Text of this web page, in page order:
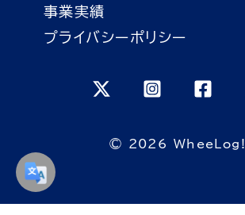
事業実績
プライバシーポリシー
© 2026 WheeLog!